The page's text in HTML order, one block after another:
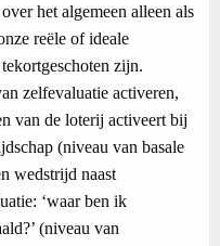
het algemeen alleen als
reële of ideale
zijn.
zelfevaluatie activeren,
van de loterij activeert bij
(niveau van basale
wedstrijd naast
‘waar ben ik
(niveau van